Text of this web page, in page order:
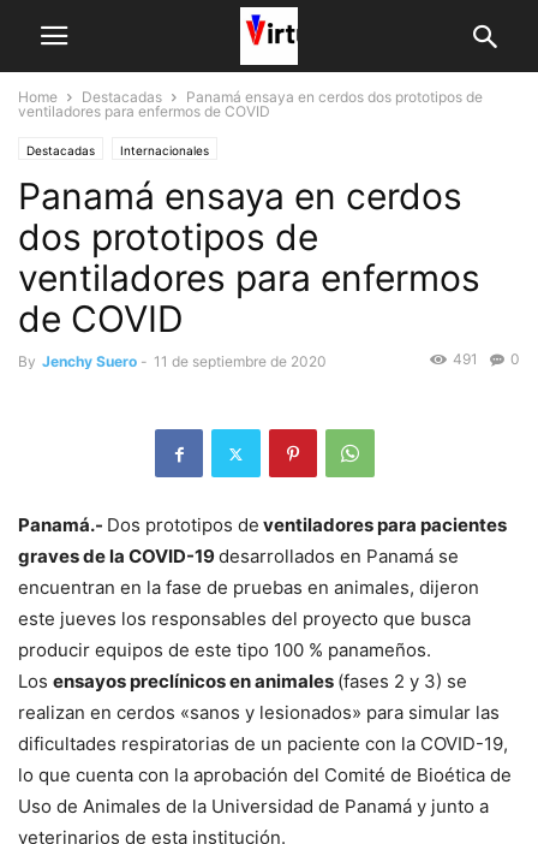
Home Destacadas
Panamá ensaya en cerdos dos prototipos de
ventiladores para enfermos de COVID
Destacadas Internacionales
Panamá ensaya en cerdos
dos prototipos de
ventiladores para enfermos
de COVID
By Jenchy Suero - 11 de septiembre de 2020 0
491
Panamá.- Dos prototipos de ventiladores para pacientes
graves de la COVID-19desarrollados en Panamá se
encuentran en la fase de pruebas en animales, dijeron
este jueves los responsables del proyecto que busca
producir equipos de este tipo 100 % panameños.
Los ensayos preclínicos en animales (fases 2 y 3) se
realizan en cerdos «sanos y lesionados» para simular las
dificultades respiratorias de un paciente con la COVID-19,
lo que cuenta con la aprobación del Comité de Bioética de
Uso de Animales de la Universidad de Panamá y junto a
veterinarios de esta institución.